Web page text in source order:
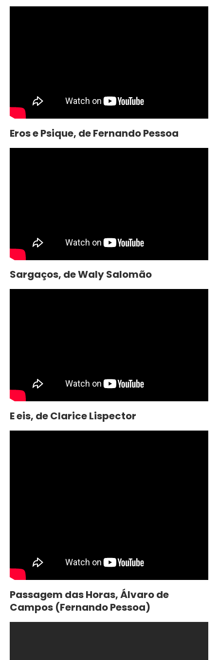
Eros e Psique, de Fernando Pessoa
Sargaços, de Waly Salomão
E eis, de Clarice Lispector
Passagem das Horas, Álvaro de
Campos (Fernando Pessoa)